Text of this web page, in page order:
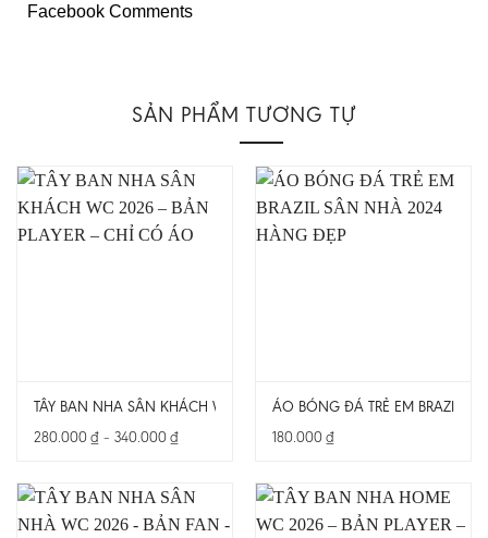
Facebook Comments
SẢN PHẨM TƯƠNG TỰ
TÂY BAN NHA SÂN KHÁCH WC 2026 – BẢN PLAYER – CHỈ CÓ ÁO
280.000₫ – 340.000₫Khoảng
giá:
đến
340.000 ₫
ÁO BÓNG ĐÁ TRẺ EM BRAZIL
180.000₫